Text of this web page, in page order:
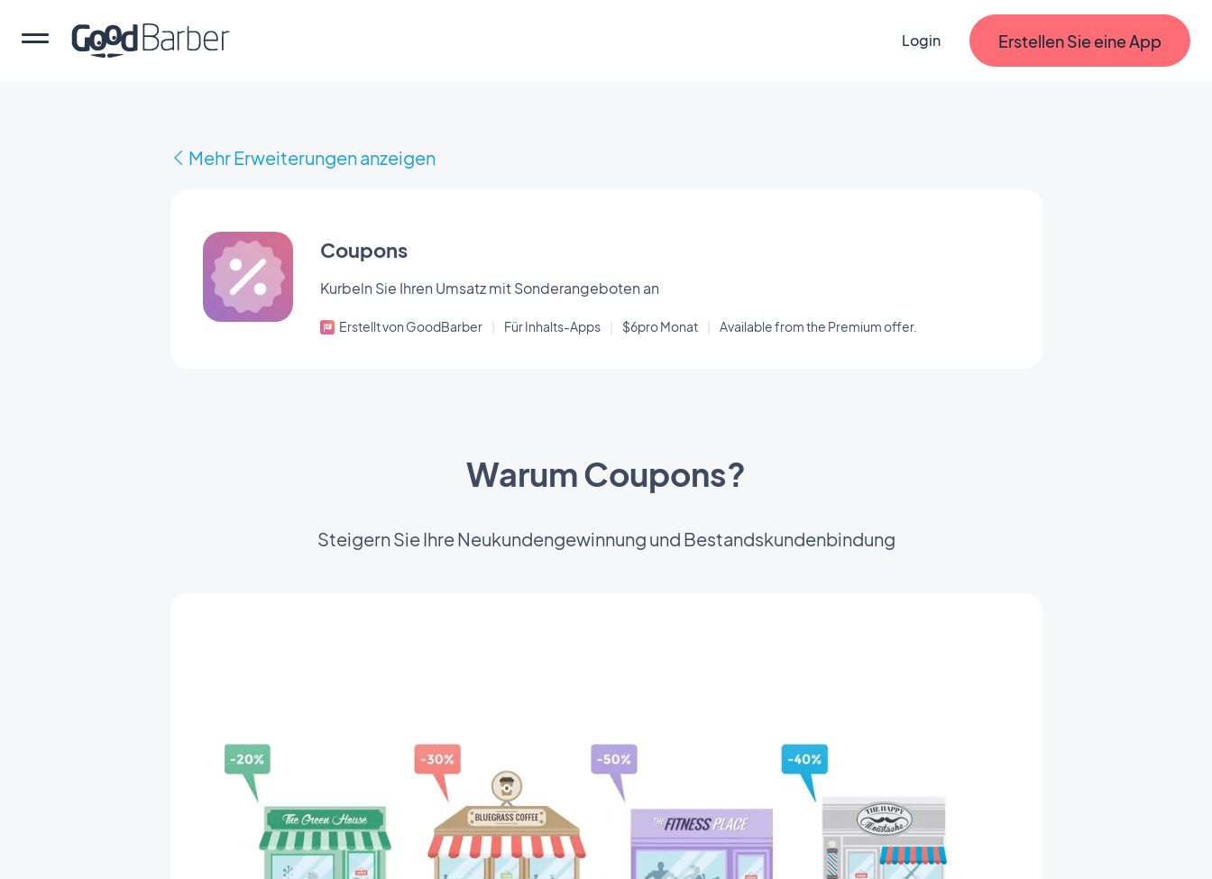
Login Erstellen Sie eine App
Mehr Erweiterungen anzeigen
Coupons
Kurbeln Sie Ihren Umsatz mit Sonderangeboten an
Erstellt von GoodBarber Für Inhalts-Apps $6pro Monat Available from the Premium offer.
Warum Coupons?
Steigern Sie Ihre Neukundengewinnung und Bestandskundenbindung